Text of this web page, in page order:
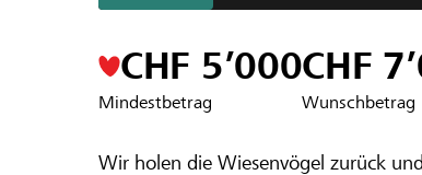
Ein Projekt aus der Region der
Wir holen die Wiesenvögel zurück
CHF 5’000
Mindestbetrag
CHF
Wunschbetrag